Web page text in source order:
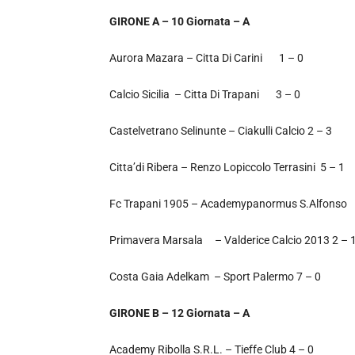
GIRONE A – 10 Giornata – A
Aurora Mazara – Citta Di Carini 1 – 0
Calcio Sicilia – Citta Di Trapani 3 – 0
Castelvetrano Selinunte – Ciakulli Calcio 2 – 3
Citta’di Ribera – Renzo Lopiccolo Terrasini 5 – 1
Fc Trapani 1905 – Academypanormus
Primavera Marsala – Valderice Calcio 2013 2 – 1
Costa Gaia Adelkam – Sport Palermo 7 – 0
GIRONE B – 12 Giornata – A
Academy Ribolla S.R.L. – Tieffe Club 4 – 0